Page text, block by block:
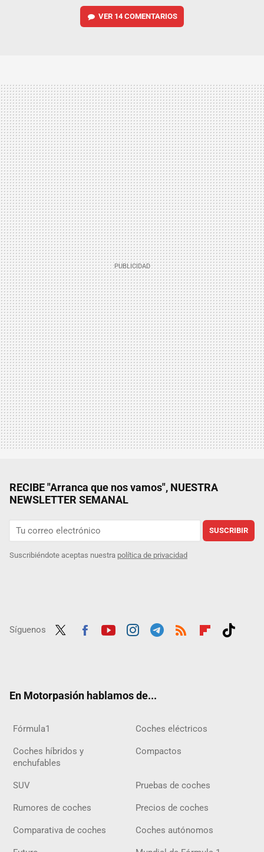
VER 14 COMENTARIOS
RECIBE "Arranca que nos vamos", NUESTRA
NEWSLETTER SEMANAL
SUSCRIBIR
Suscribiéndote aceptas nuestra política de privacidad
Síguenos
En Motorpasión hablamos de...
Fórmula1 Coches eléctricos
Coches híbridos y
enchufables
Compactos
SUV Pruebas de coches
Rumores de coches Precios de coches
Comparativa de coches Coches autónomos